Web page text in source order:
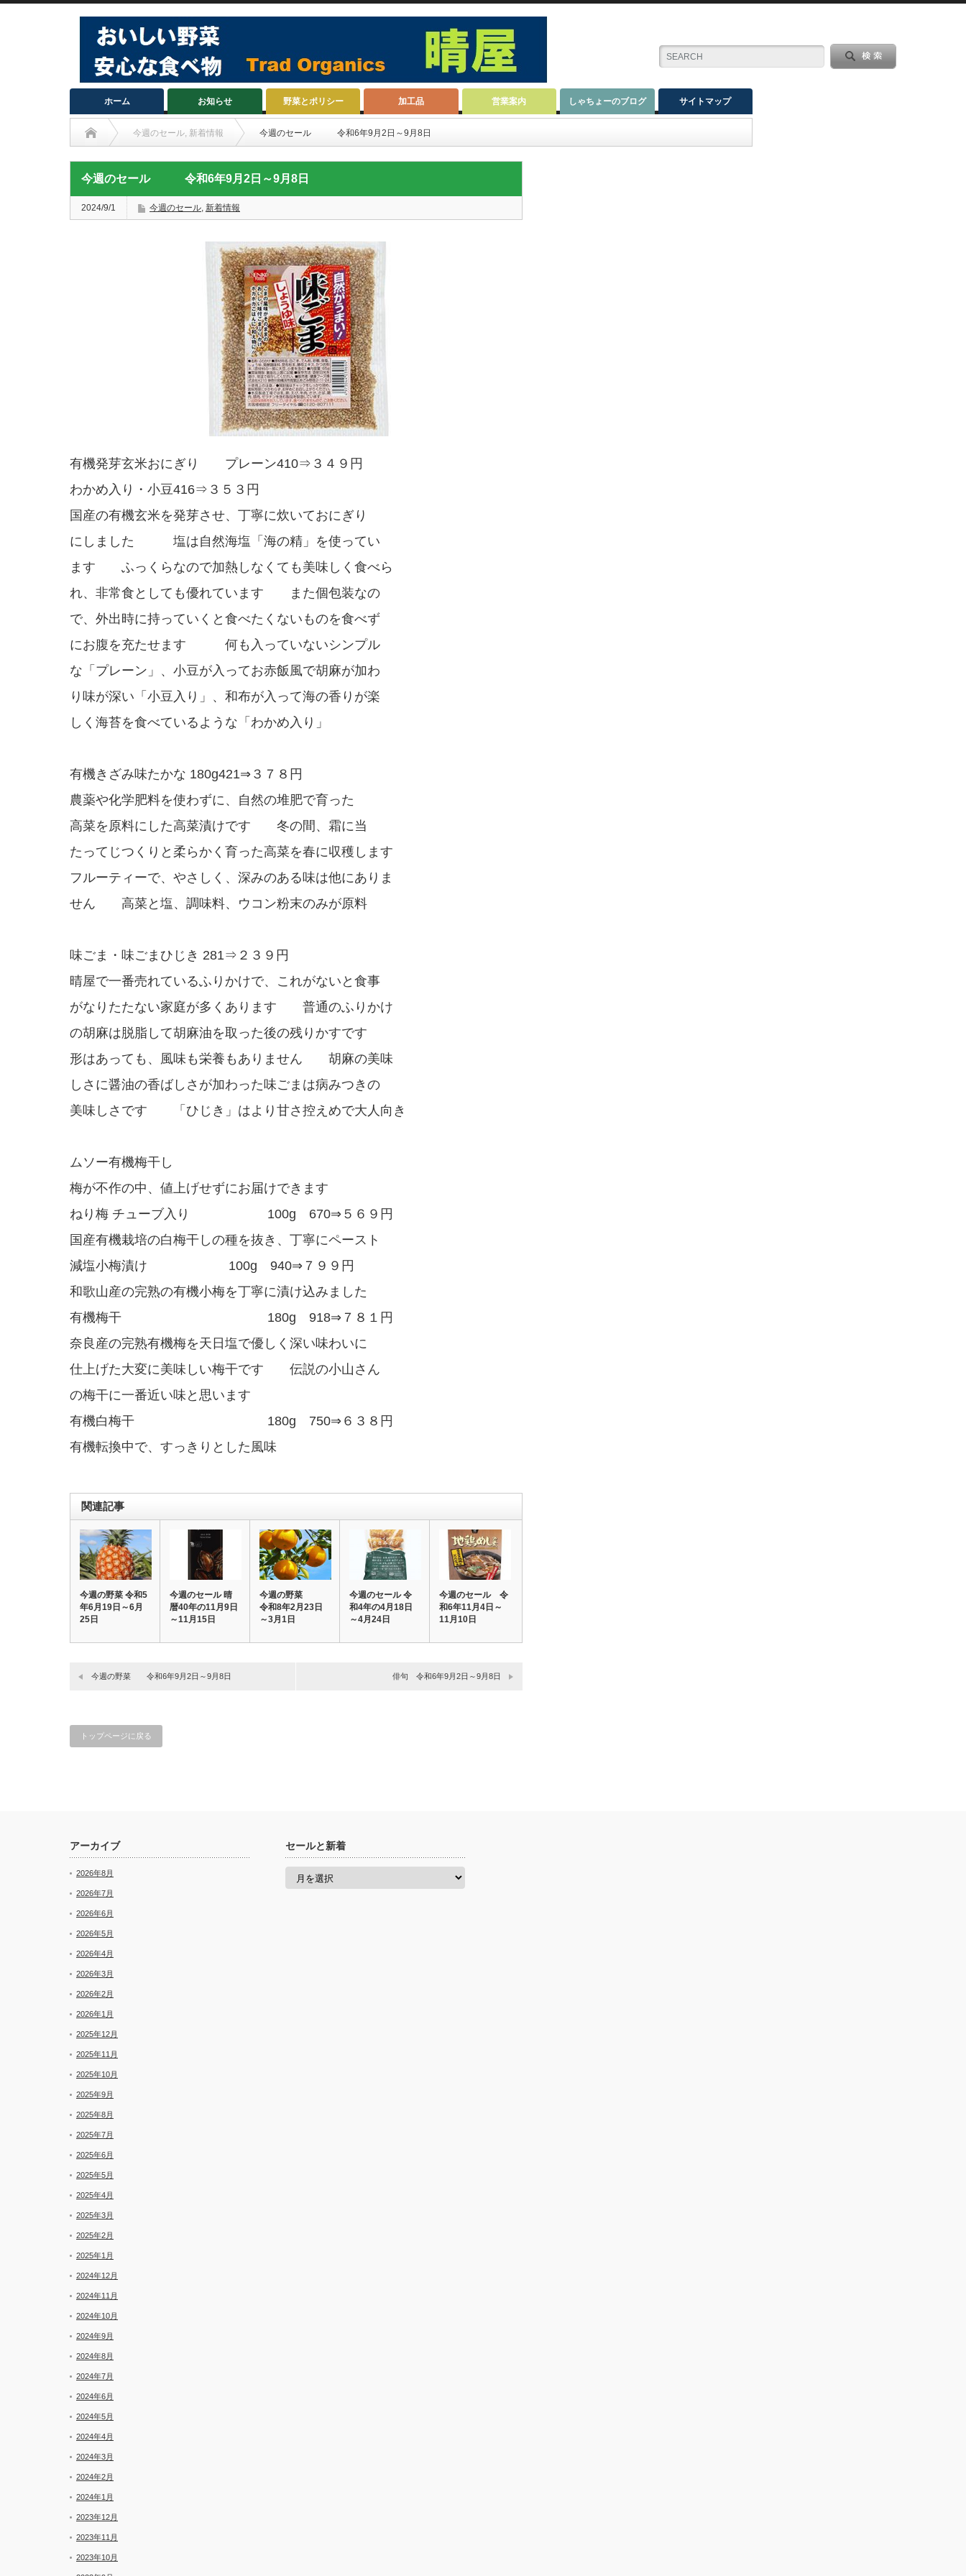
ホーム お知らせ 野菜とポリシー 加工品 営業案内 しゃちょーのブログ サイトマップ
今週のセール, 新着情報 今週のセール 令和6年9月2日～9月8日
今週のセール 令和6年9月2日～9月8日
2024/9/1 今週のセール, 新着情報
有機発芽玄米おにぎり プレーン410⇒３４９円
わかめ入り・小豆416⇒３５３円
国産の有機玄米を発芽させ、丁寧に炊いておにぎり
にしました 塩は自然海塩「海の精」を使ってい
ます ふっくらなので加熱しなくても美味しく食べら
れ、非常食としても優れています また個包装なの
で、外出時に持っていくと食べたくないものを食べず
にお腹を充たせます 何も入っていないシンプル
な「プレーン」、小豆が入ってお赤飯風で胡麻が加わ
り味が深い「小豆入り」、和布が入って海の香りが楽
しく海苔を食べているような「わかめ入り」
有機きざみ味たかな 180g421⇒３７８円
農薬や化学肥料を使わずに、自然の堆肥で育った
高菜を原料にした高菜漬けです 冬の間、霜に当
たってじつくりと柔らかく育った高菜を春に収穫します
フルーティーで、やさしく、深みのある味は他にありま
せん 高菜と塩、調味料、ウコン粉末のみが原料
味ごま・味ごまひじき 281⇒２３９円
晴屋で一番売れているふりかけで、これがないと食事
がなりたたない家庭が多くあります 普通のふりかけ
の胡麻は脱脂して胡麻油を取った後の残りかすです
形はあっても、風味も栄養もありません 胡麻の美味
しさに醤油の香ばしさが加わった味ごまは病みつきの
美味しさです 「ひじき」はより甘さ控えめで大人向き
ムソー有機梅干し
梅が不作の中、値上げせずにお届けできます
ねり梅 チューブ入り 100g 670⇒５６９円
国産有機栽培の白梅干しの種を抜き、丁寧にペースト
減塩小梅漬け 100g 940⇒７９９円
和歌山産の完熟の有機小梅を丁寧に漬け込みました
有機梅干 180g 918⇒７８１円
奈良産の完熟有機梅を天日塩で優しく深い味わいに
仕上げた大変に美味しい梅干です 伝説の小山さん
の梅干に一番近い味と思います
有機白梅干 180g 750⇒６３８円
有機転換中で、すっきりとした風味
関連記事
今週の野菜 令和5
年6月19日～6月
25日
今週のセール 晴
暦40年の11月9日
～11月15日
今週の野菜
令和8年2月23日
～3月1日
今週のセール 令
和4年の4月18日
～4月24日
今週のセール 令
和6年11月4日～
11月10日
今週の野菜 令和6年9月2日～9月8日 俳句 令和6年9月2日～9月8日
トップページに戻る
アーカイブ
2026年8月
2026年7月
2026年6月
2026年5月
2026年4月
2026年3月
2026年2月
2026年1月
2025年12月
2025年11月
2025年10月
2025年9月
2025年8月
2025年7月
2025年6月
2025年5月
2025年4月
2025年3月
2025年2月
2025年1月
2024年12月
2024年11月
2024年10月
2024年9月
2024年8月
2024年7月
2024年6月
2024年5月
2024年4月
2024年3月
2024年2月
2024年1月
2023年12月
2023年11月
2023年10月
セールと新着
セ